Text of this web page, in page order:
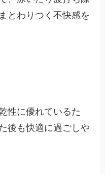
とわりつく不快感を
性に優れているた
後も快適に過ごしや